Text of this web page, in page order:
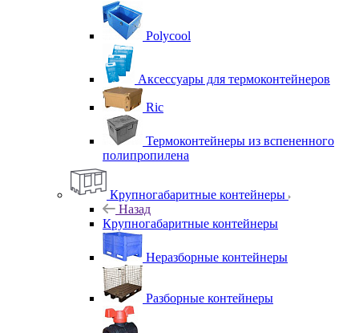
Polycool
Аксессуары для термоконтейнеров
Ric
Термоконтейнеры из вспененного
полипропилена
Крупногабаритные контейнеры
Назад
Крупногабаритные контейнеры
Неразборные контейнеры
Разборные контейнеры